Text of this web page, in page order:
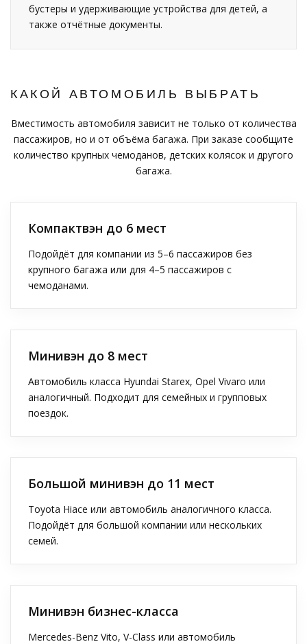
бустеры и удерживающие устройства для детей, а
также отчётные документы.
КАКОЙ АВТОМОБИЛЬ ВЫБРАТЬ
Вместимость автомобиля зависит не только от количества
пассажиров, но и от объёма багажа. При заказе сообщите
количество крупных чемоданов, детских колясок и другого
багажа.
Компактвэн до 6 мест
Подойдёт для компании из 5–6 пассажиров без
крупного багажа или для 4–5 пассажиров с
чемоданами.
Минивэн до 8 мест
Автомобиль класса Hyundai Starex, Opel Vivaro или
аналогичный. Подходит для семейных и групповых
поездок.
Большой минивэн до 11 мест
Toyota Hiace или автомобиль аналогичного класса.
Подойдёт для большой компании или нескольких
семей.
Минивэн бизнес-класса
Mercedes-Benz Vito, V-Class или автомобиль